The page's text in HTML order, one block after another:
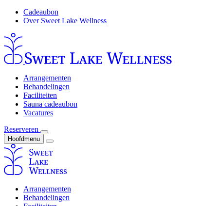
Cadeaubon
Over Sweet Lake Wellness
Arrangementen
Behandelingen
Faciliteiten
Sauna cadeaubon
Vacatures
Reserveren
Hoofdmenu
Arrangementen
Behandelingen